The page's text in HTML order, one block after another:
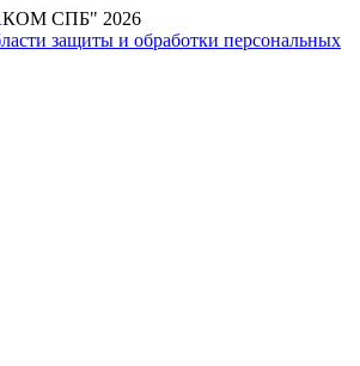
СПБ" 2026
защиты и обработки персональных